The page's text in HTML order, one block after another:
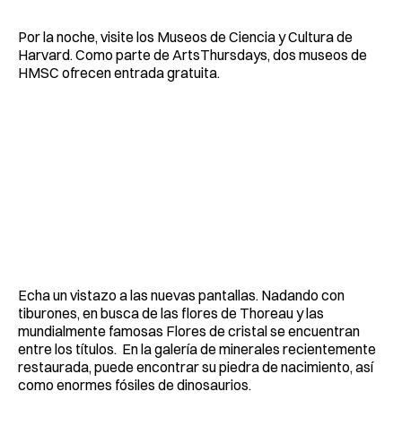
Por la noche, visite los Museos de Ciencia y Cultura de
Harvard. Como parte de ArtsThursdays, dos museos de
HMSC ofrecen entrada gratuita.
Echa un vistazo a las nuevas pantallas. Nadando con
tiburones, en busca de las flores de Thoreau y las
mundialmente famosas Flores de cristal se encuentran
entre los títulos. En la galería de minerales recientemente
restaurada, puede encontrar su piedra de nacimiento, así
como enormes fósiles de dinosaurios.